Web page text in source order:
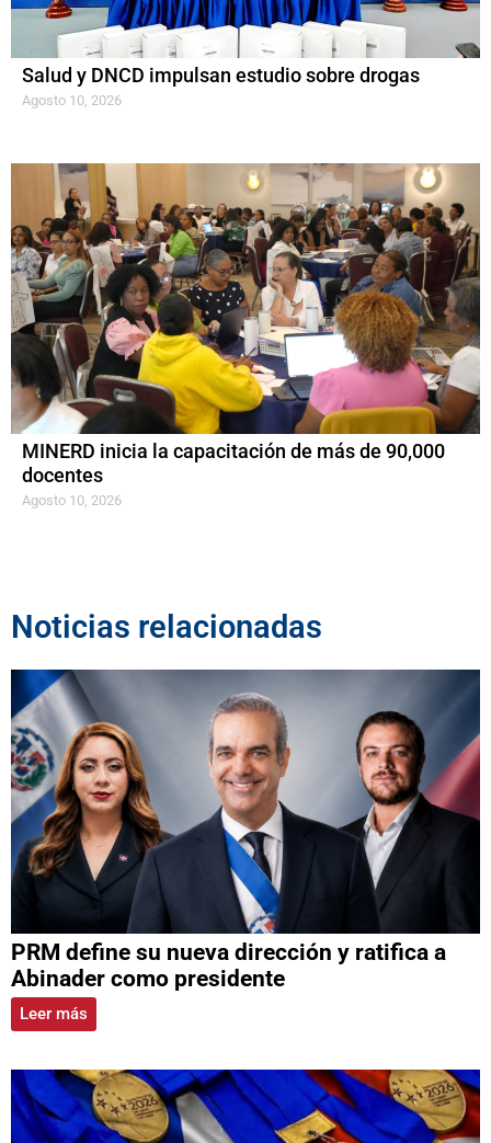
Salud y DNCD impulsan estudio sobre drogas
Agosto 10, 2026
MINERD inicia la capacitación de más de 90,000
docentes
Agosto 10, 2026
Noticias relacionadas
PRM define su nueva dirección y ratifica a
Abinader como presidente
Leer más